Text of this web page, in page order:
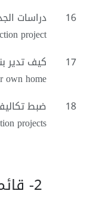
16
دراسات
project
17
كيف تدير
own home
18
ضبط
projects
2- قائمة المجال العقاري